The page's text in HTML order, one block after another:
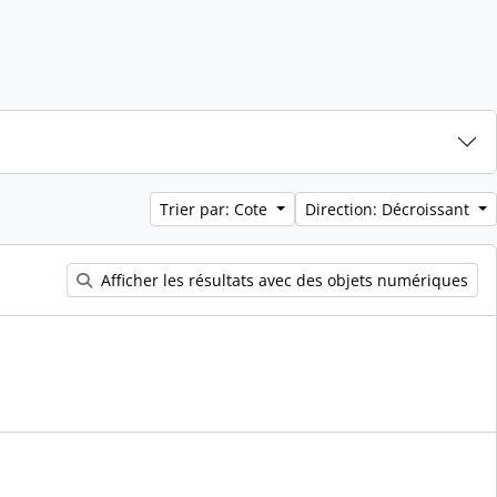
Trier par: Cote Direction: Décroissant
Afficher les résultats avec des objets numériques